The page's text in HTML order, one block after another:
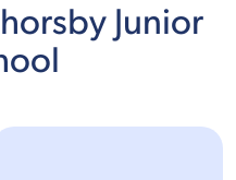
Junior